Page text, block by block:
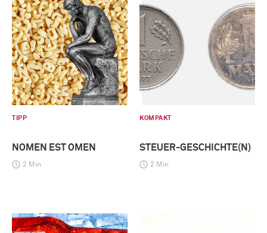
TIPP
NOMEN EST OMEN
2 Min
KOMPAKT
STEUER-GESCHICHTE(N)
2 Min